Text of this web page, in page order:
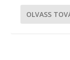
OLVASS